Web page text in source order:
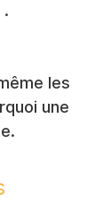
.
les
une